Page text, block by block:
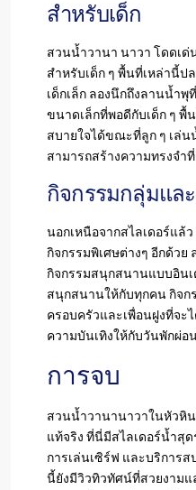
สำหรับเด็ก
สวนน้ำวานา นาวา โดดเด่
สำหรับเด็ก ๆ พื้นที่เหล่านี้ป
เด็กเล็ก ลองนึกถึงลานน้ำ
ขนาดเล็กที่พอดีกับเด็ก ๆ พื้
สบายใจได้ขณะที่ลูก ๆ เล่
สามารถสร้างความทรงจำ
กิจกรรมกลุ่มแล
นอกเหนือจากสไลเดอร์แล้
กิจกรรมพิเศษต่างๆ อีกด้วย
กิจกรรมสนุกสนานแบบอิน
สนุกสนานให้กับทุกคน กิจก
ครอบครัวและเพื่อนฝูงที่จะ
ความบันเทิงให้กับวันพักผ่
การจบ
สวนน้ำวานานาวาในหัวหิ
แท้จริง ที่นี่มีสไลเดอร์น้ำสุ
การเล่นเซิร์ฟ และบริการ
นี้ยังมีวิวทิวทัศน์ที่สวยงาม